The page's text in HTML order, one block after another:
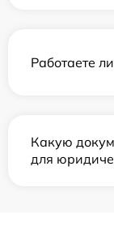
Работаете
Какую
для